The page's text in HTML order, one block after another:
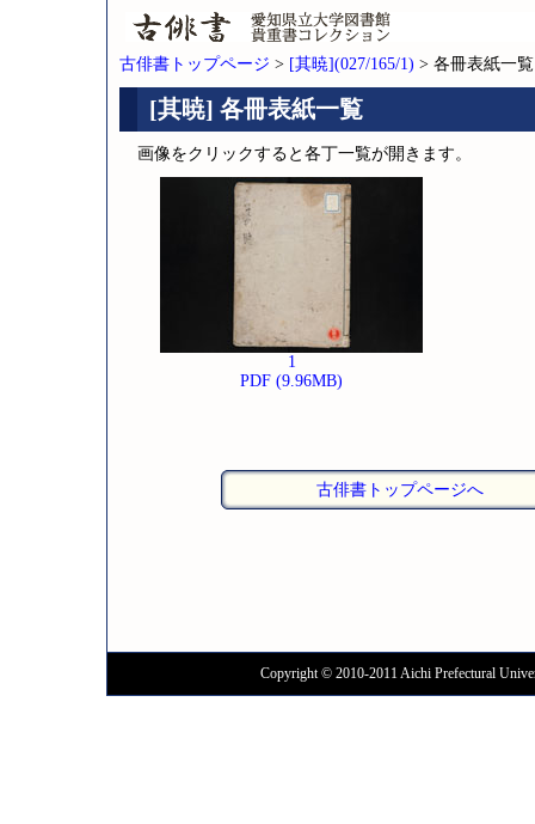
古俳書トップページ > [其暁](027/165/1) > 各冊表紙一覧
[其暁] 各冊表紙一覧
画像をクリックすると各丁一覧が開きます。
1
PDF (9.96MB)
古俳書トップページへ
Copyright © 2010-2011 Aichi Prefectural